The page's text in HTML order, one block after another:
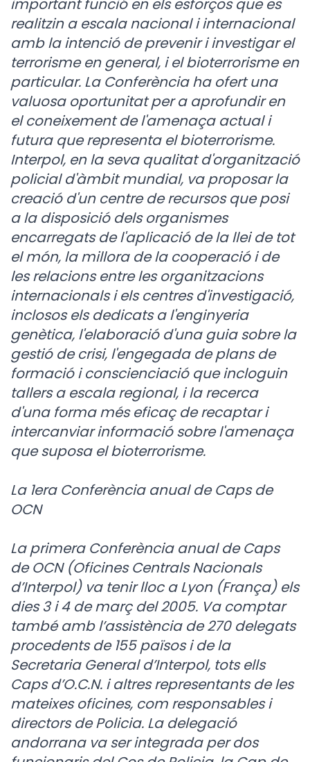
important funció en els esforços que es
realitzin a escala nacional i internacional
amb la intenció de prevenir i investigar el
terrorisme en general, i el bioterrorisme en
particular. La Conferència ha ofert una
valuosa oportunitat per a aprofundir en
el coneixement de l'amenaça actual i
futura que representa el bioterrorisme.
Interpol, en la seva qualitat d'organització
policial d'àmbit mundial, va proposar la
creació d'un centre de recursos que posi
a la disposició dels organismes
encarregats de l'aplicació de la llei de tot
el món, la millora de la cooperació i de
les relacions entre les organitzacions
internacionals i els centres d'investigació,
inclosos els dedicats a l'enginyeria
genètica, l'elaboració d'una guia sobre la
gestió de crisi, l'engegada de plans de
formació i conscienciació que incloguin
tallers a escala regional, i la recerca
d'una forma més eficaç de recaptar i
intercanviar informació sobre l'amenaça
que suposa el bioterrorisme.
La 1era Conferència anual de Caps de
OCN
La primera Conferència anual de Caps
de OCN (Oficines Centrals Nacionals
d’Interpol) va tenir lloc a Lyon (França) els
dies 3 i 4 de març del 2005. Va comptar
també amb l’assistència de 270 delegats
procedents de 155 països i de la
Secretaria General d’Interpol, tots ells
Caps d’O.C.N. i altres representants de les
mateixes oficines, com responsables i
directors de Policia. La delegació
andorrana va ser integrada per dos